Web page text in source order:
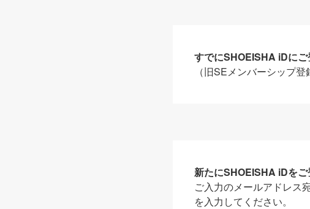
すでにSHOEISHA iDに
（旧SEメンバーシップ登
新たにSHOEISHA iDをご
ご入力のメールアドレス
を入力してください。